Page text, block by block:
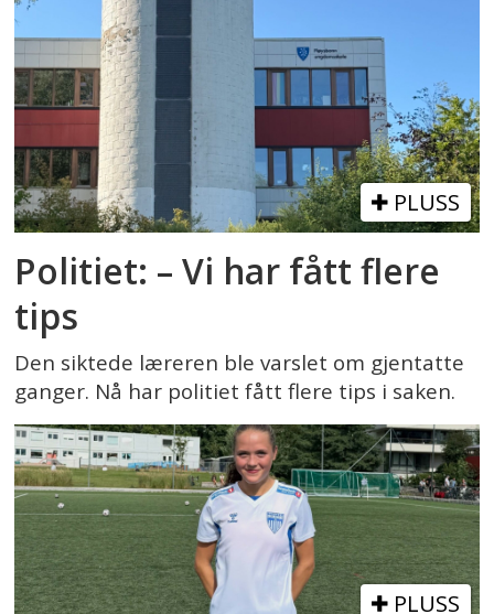
PLUSS
Politiet: – Vi har fått flere
tips
Den siktede læreren ble varslet om gjentatte
ganger. Nå har politiet fått flere tips i saken.
PLUSS